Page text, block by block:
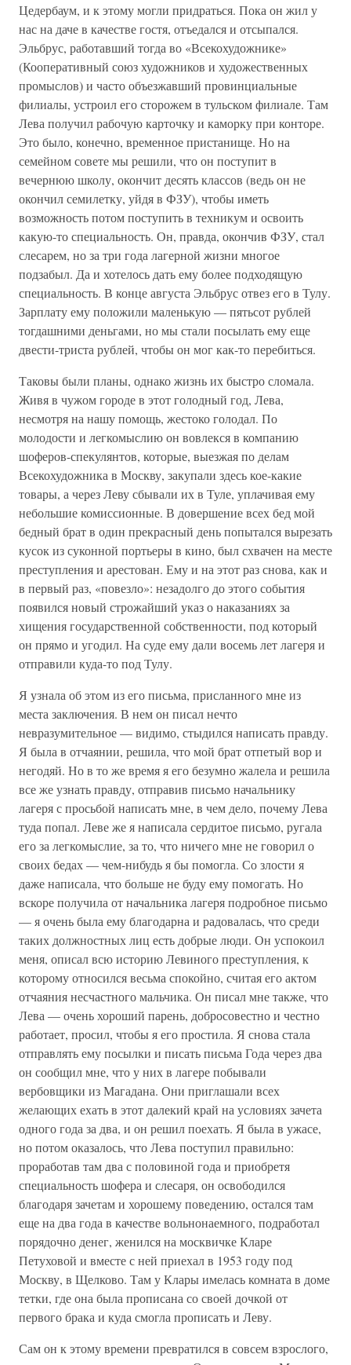
Цедербаум, и к этому могли придраться. Пока он жил у
нас на даче в качестве гостя, отъедался и отсыпался.
Эльбрус, работавший тогда во «Всекохудожнике»
(Кооперативный союз художников и художественных
промыслов) и часто объезжавший провинциальные
филиалы, устроил его сторожем в тульском филиале. Там
Лева получил рабочую карточку и каморку при конторе.
Это было, конечно, временное пристанище. Но на
семейном совете мы решили, что он поступит в
вечернюю школу, окончит десять классов (ведь он не
окончил семилетку, уйдя в ФЗУ), чтобы иметь
возможность потом поступить в техникум и освоить
какую-то специальность. Он, правда, окончив ФЗУ, стал
слесарем, но за три года лагерной жизни многое
подзабыл. Да и хотелось дать ему более подходящую
специальность. В конце августа Эльбрус отвез его в Тулу.
Зарплату ему положили маленькую — пятьсот рублей
тогдашними деньгами, но мы стали посылать ему еще
двести-триста рублей, чтобы он мог как-то перебиться.
Таковы были планы, однако жизнь их быстро сломала.
Живя в чужом городе в этот голодный год, Лева,
несмотря на нашу помощь, жестоко голодал. По
молодости и легкомыслию он вовлекся в компанию
шоферов-спекулянтов, которые, выезжая по делам
Всекохудожника в Москву, закупали здесь кое-какие
товары, а через Леву сбывали их в Туле, уплачивая ему
небольшие комиссионные. В довершение всех бед мой
бедный брат в один прекрасный день попытался вырезать
кусок из суконной портьеры в кино, был схвачен на месте
преступления и арестован. Ему и на этот раз снова, как и
в первый раз, «повезло»: незадолго до этого события
появился новый строжайший указ о наказаниях за
хищения государственной собственности, под который
он прямо и угодил. На суде ему дали восемь лет лагеря и
отправили куда-то под Тулу.
Я узнала об этом из его письма, присланного мне из
места заключения. В нем он писал нечто
невразумительное — видимо, стыдился написать правду.
Я была в отчаянии, решила, что мой брат отпетый вор и
негодяй. Но в то же время я его безумно жалела и решила
все же узнать правду, отправив письмо начальнику
лагеря с просьбой написать мне, в чем дело, почему Лева
туда попал. Леве же я написала сердитое письмо, ругала
его за легкомыслие, за то, что ничего мне не говорил о
своих бедах — чем-нибудь я бы помогла. Со злости я
даже написала, что больше не буду ему помогать. Но
вскоре получила от начальника лагеря подробное письмо
— я очень была ему благодарна и радовалась, что среди
таких должностных лиц есть добрые люди. Он успокоил
меня, описал всю историю Левиного преступления, к
которому относился весьма спокойно, считая его актом
отчаяния несчастного мальчика. Он писал мне также, что
Лева — очень хороший парень, добросовестно и честно
работает, просил, чтобы я его простила. Я снова стала
отправлять ему посылки и писать письма Года через два
он сообщил мне, что у них в лагере побывали
вербовщики из Магадана. Они приглашали всех
желающих ехать в этот далекий край на условиях зачета
одного года за два, и он решил поехать. Я была в ужасе,
но потом оказалось, что Лева поступил правильно:
проработав там два с половиной года и приобретя
специальность шофера и слесаря, он освободился
благодаря зачетам и хорошему поведению, остался там
еще на два года в качестве вольнонаемного, подработал
порядочно денег, женился на москвичке Кларе
Петуховой и вместе с ней приехал в 1953 году под
Москву, в Щелково. Там у Клары имелась комната в доме
тетки, где она была прописана со своей дочкой от
первого брака и куда смогла прописать и Леву.
Сам он к этому времени превратился в совсем взрослого,